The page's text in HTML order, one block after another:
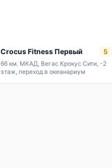
Crocus Fitness Первый 5
66 км. МКАД, Вегас Крокус Сити, -2
этаж, переход в океанариум